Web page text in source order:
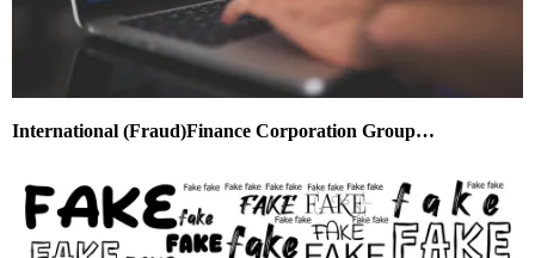
International (Fraud)Finance Corporation Group…